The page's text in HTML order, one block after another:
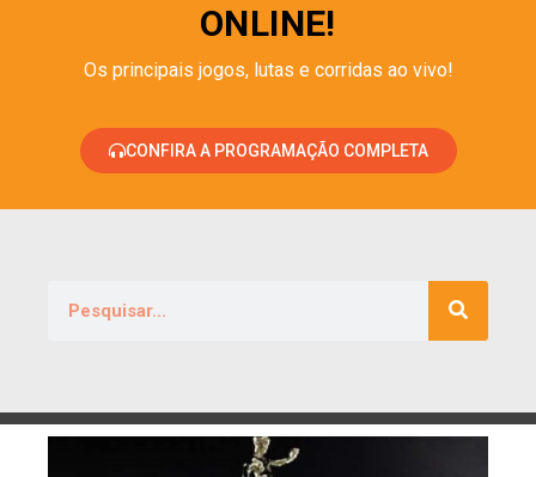
ONLINE!
Os principais jogos, lutas e corridas ao vivo!
CONFIRA A PROGRAMAÇÃO COMPLETA